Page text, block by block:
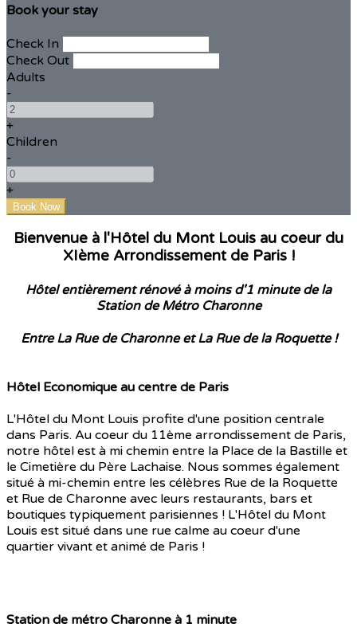
Book your stay
Check In
Check Out
Adults
-
+
Children
-
+
Bienvenue à l'Hôtel du Mont Louis au coeur du
XIème Arrondissement de Paris !
Hôtel entièrement rénové à moins d'1 minute de la
Station de Métro Charonne
Entre La Rue de Charonne et La Rue de la Roquette !
Hôtel Economique au centre de Paris
L'Hôtel du Mont Louis profite d'une position centrale
dans Paris. Au coeur du 11ème arrondissement de Paris,
notre hôtel est à mi chemin entre la Place de la Bastille et
le Cimetière du Père Lachaise. Nous sommes également
situé à mi-chemin entre les célèbres Rue de la Roquette
et Rue de Charonne avec leurs restaurants, bars et
boutiques typiquement parisiennes ! L'Hôtel du Mont
Louis est situé dans une rue calme au coeur d'une
quartier vivant et animé de Paris !
Station de métro Charonne à 1 minute